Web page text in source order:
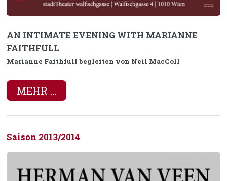
AN INTIMATE EVENING WITH MARIANNE
FAITHFULL
Marianne Faithfull begleiten von Neil MacColl
MEHR ...
Saison 2013/2014